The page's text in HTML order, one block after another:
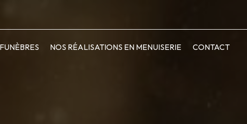
NOS RÉALISATIONS EN MENUISERIE CONTACT